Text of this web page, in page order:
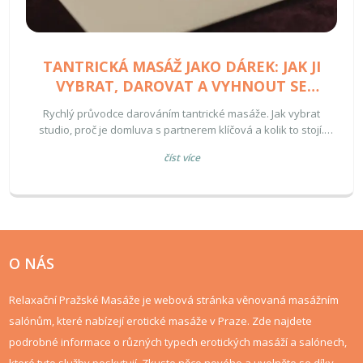
TANTRICKÁ MASÁŽ JAKO DÁREK: JAK JI
VYBRAT, DAROVAT A VYHNOUT SE
NEDOROZUMĚNÍ
Rychlý průvodce darováním tantrické masáže. Jak vybrat
studio, proč je domluva s partnerem klíčová a kolik to stojí.
číst více
O NÁS
Relaxační Pražské Masáže je webová stránka věnovaná masážním
salónům, které nabízejí erotické masáže v Praze. Zde najdete
podrobné informace o různých typech erotických masáží a salónech,